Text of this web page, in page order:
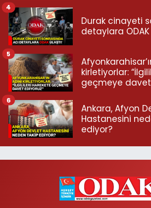
Durak cinayeti
detaylara ODAK
4
kirletiyorlar:
geçmeye davet
5
Ankara, Afyon
Hastanesini
ediyor?
6